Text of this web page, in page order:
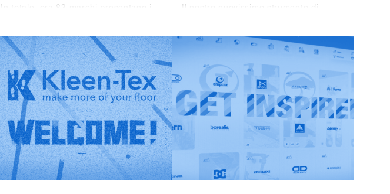
In totale, ora 83 marchi presentano i
produttori di occhiali come 100%,
Spektrum e Chpo, la marca di
abbigliamento Beyond Medals, il
rinomato produttore di telecamere Ego
GoPro, il marchio di accessori HAE
(precedentemente Hä?) e il marchio di
crema solare Sun Bum stanno
mostrando le loro collezioni.
Particolarmente emozionante è la
notizia dell'aggiunta nel settore
Hardware per Snowboard: anche Tur
Snowboards dalla Svezia è
presente.Accedi a SHOPS 1st BASE
per scoprire di più su questi nuovi
marchi!
Il nostro nuovissimo strumento di
prepararti: L'iscrizione al SHOPS 1ST
TRY 2024 non avviene più tramite
questo sito web, ma tramite la nuova
piattaforma SHOPS-1st-BASE.com. Se
non hai ancora un account BASE per il
tuo negozio, è giunto il momento di
crearlo. Puoi già ora creare
gratuitamente un account per il tuo
negozio. Dall'1 novembre, potrai
effettuare l'accesso, fare alcuni clic e
sarai ufficialmente registrato per il
SHOPS 1
TRY 2024.Con 76 marchi
partecipanti, non vediamo l'ora di darti
il benvenuto!